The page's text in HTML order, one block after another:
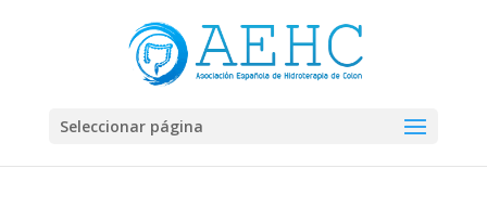
Seleccionar página